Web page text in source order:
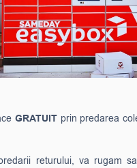
GRATUIT prin predarea
returului, va rugam